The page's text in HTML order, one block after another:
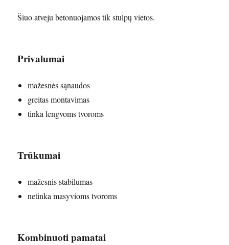
Šiuo atveju betonuojamos tik stulpų vietos.
Privalumai
mažesnės sąnaudos
greitas montavimas
tinka lengvoms tvoroms
Trūkumai
mažesnis stabilumas
netinka masyvioms tvoroms
Kombinuoti pamatai